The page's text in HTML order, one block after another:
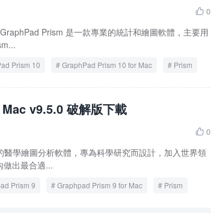
 0
Prism 是一款專業的統計和繪圖軟體，主要用
Prism 10 GraphPad Prism 10 for Mac
Prism
v9.5.0 破解版下載
 0
學繪圖分析軟體，專為科學研究而設計，加入世界領
做出最合適...
Prism 9 Graphpad Prism 9 for Mac
Prism